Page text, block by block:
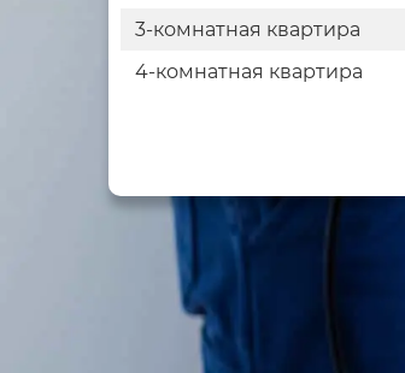
3-комнатная квартира
4-комнатная квартира